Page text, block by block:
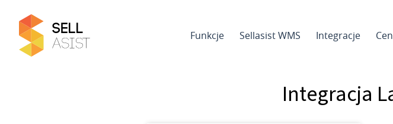
Funkcje Sellasist WMS Integracje
Integracja